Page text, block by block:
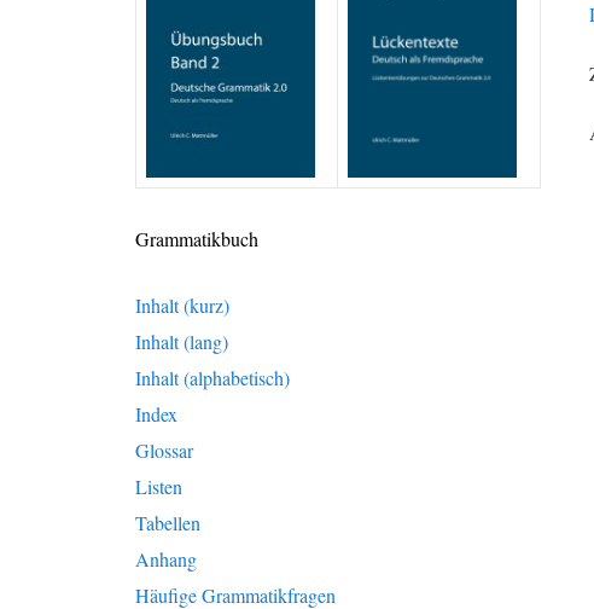
Grammatikbuch
Inhalt (kurz)
Inhalt (lang)
Inhalt (alphabetisch)
Index
Glossar
Listen
Tabellen
Anhang
Häufige Grammatikfragen